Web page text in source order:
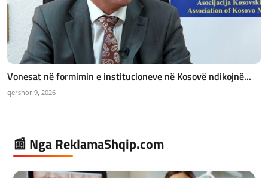
Vonesat në formimin e institucioneve në Kosovë ndikojnë...
qershor 9, 2026
📰 Nga ReklamaShqip.com